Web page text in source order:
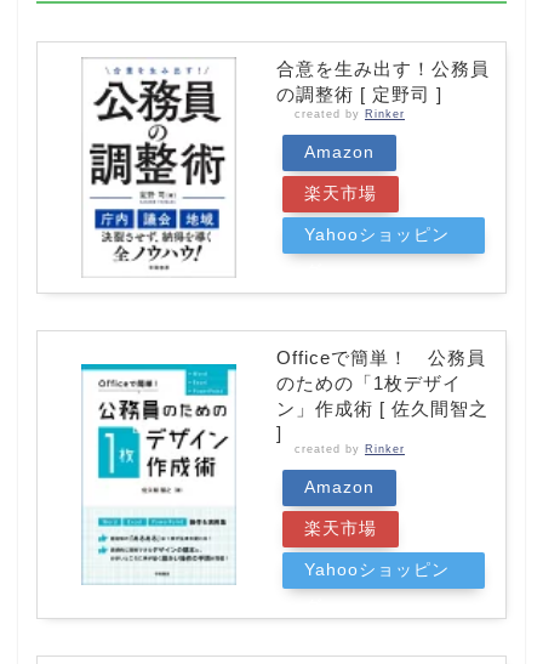
合意を生み出す！公務員
の調整術 [ 定野司 ]
created by Rinker
Amazon
楽天市場
Yahooショッピン
Officeで簡単！ 公務員
のための「1枚デザイ
ン」作成術 [ 佐久間智之
]
created by Rinker
Amazon
楽天市場
Yahooショッピン